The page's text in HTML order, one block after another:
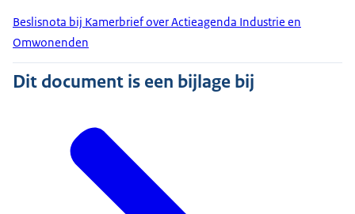
Beslisnota bij Kamerbrief over Actieagenda Industrie en
Omwonenden
Dit document is een bijlage bij